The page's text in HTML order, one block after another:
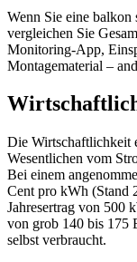
Wenn Sie eine balkon
vergleichen Sie
Monitoring-App,
Montagematerial –
Die Wirtschaftlichkeit
Wesentlichen vom
Bei einem
Cent pro kWh (Stand
Jahresertrag von 500
von grob 140 bis 175
selbst verbraucht.